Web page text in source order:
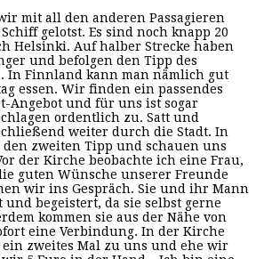
mit all den anderen Passagieren
gelotst. Es sind noch knapp 20
Helsinki. Auf halber Strecke haben
und befolgen den Tipp des
In Finnland kann man nämlich gut
essen. Wir finden ein passendes
Angebot und für uns ist sogar
ordentlich zu. Satt und
weiter durch die Stadt. In
zweiten Tipp und schauen uns
der Kirche beobachte ich eine Frau,
guten Wünsche unserer Freunde
wir ins Gespräch. Sie und ihr Mann
begeistert, da sie selbst gerne
kommen sie aus der Nähe von
eine Verbindung. In der Kirche
zweites Mal zu uns und ehe wir